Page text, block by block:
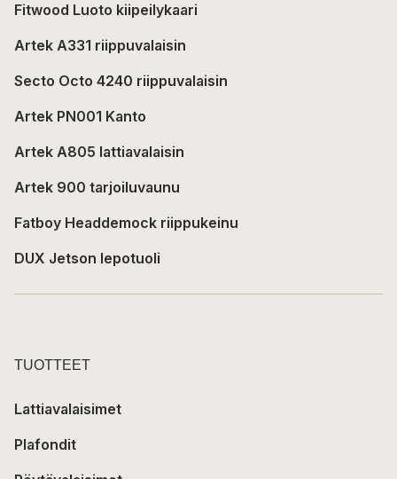
Fitwood Luoto kiipeilykaari
Artek A331 riippuvalaisin
Secto Octo 4240 riippuvalaisin
Artek PN001 Kanto
Artek A805 lattiavalaisin
Artek 900 tarjoiluvaunu
Fatboy Headdemock riippukeinu
DUX Jetson lepotuoli
TUOTTEET
Lattiavalaisimet
Plafondit